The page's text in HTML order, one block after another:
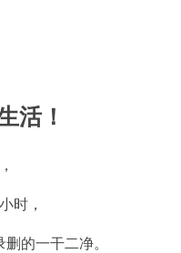
活！
时，
的一干二净。